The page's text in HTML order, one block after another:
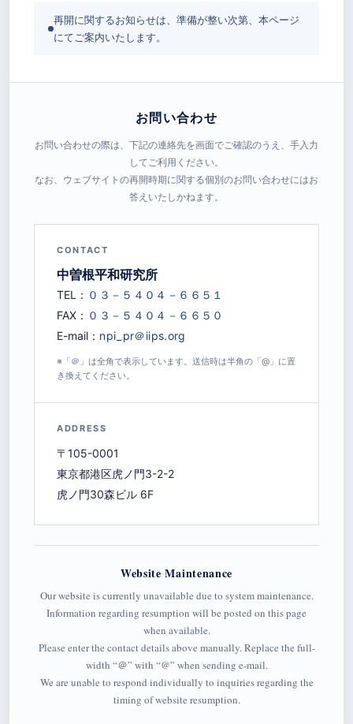
再開に関するお知らせは、準備が整い次第、本ページ
にてご案内いたします。
お問い合わせ
お問い合わせの際は、下記の連絡先を画面でご確認のうえ、手入力
してご利用ください。
なお、ウェブサイトの再開時期に関する個別のお問い合わせにはお
答えいたしかねます。
CONTACT
中曽根平和研究所
TEL：
FAX：
E-mail：
※「＠」は全角で表示しています。送信時は半角の「@」に置
き換えてください。
ADDRESS
〒105-0001
東京都港区虎ノ門3-2-2
虎ノ門30森ビル 6F
Website Maintenance
Our website is currently unavailable due to system maintenance.
Information regarding resumption will be posted on this page
when available.
Please enter the contact details above manually. Replace the full-
width “＠” with “@” when sending e-mail.
We are unable to respond individually to inquiries regarding the
timing of website resumption.